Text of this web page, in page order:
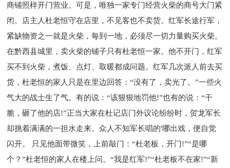
商铺照样开门营业。可是，唯独一家专门经营火柴的商号大门紧
闭。店主人杜老恒守在店里，不见客也不卖货。红军长途行军，
紧缺物资之一就是火柴，每到一地，必须尽一切力量购买火柴。
在黔西县城里，卖火柴的铺子只有杜老恒一家。他不开门，红军
买不到火柴，煮饭、点灯、取暖都成问题。红军几次派人前去买
货，杜老恒的家人只是在里边回答：“没有了，卖光了。”一些火
气大的战士生了气。有的说：“该狠狠地罚他!”也有的说：“干
脆，砸了他的店!”正当大家在杜记店门外议论纷纷时，贺龙军长
却挑着满满的一担水走来。众人不知军长唱的'哪出戏，便自觉
闪开。 只见他面带微笑，上前敲门：“杜老板，开门!”“是哪
个？”杜老恒的家人在楼上问。“我是红军!”“杜老板不在家!”“新